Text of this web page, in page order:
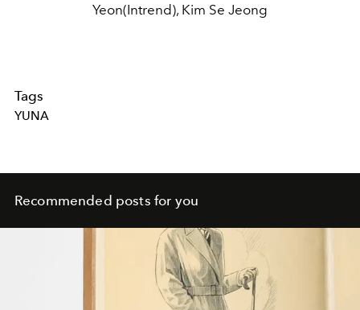
Yeon(Intrend), Kim Se Jeong
Tags
YUNA
Recommended posts for you